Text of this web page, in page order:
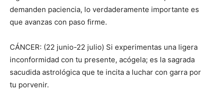
demanden paciencia, lo verdaderamente importante es
que avanzas con paso firme.
CÁNCER: (22 junio-22 julio) Si experimentas una ligera
inconformidad con tu presente, acógela; es la sagrada
sacudida astrológica que te incita a luchar con garra por
tu porvenir.